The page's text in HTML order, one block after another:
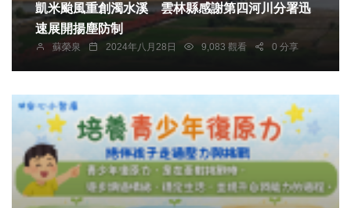
凱米颱風重創濁水溪 雲林縣感謝第四河川分署迅
速展開揚塵防制
蘇榮泉 2024年八月28日 9,083 觀看 0 分享